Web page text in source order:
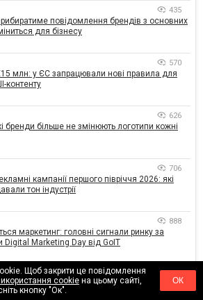
435
повідомлення брендів з основних
для бізнесу
570
млн: у ЄС запрацювали нові правила для
контенту
626
бренди більше не змінюють логотипи кожні
706
кампанії першого півріччя 2026: які
тон індустрії
888
маркетинг: головні сигнали ринку за
Digital Marketing Day від GoIT
досі роблять одну й ту саму помилку,
що вона не працює
Щоб закрити це повідомлення
cookieна цьому сайті,
кнопку "Ок".
ОК